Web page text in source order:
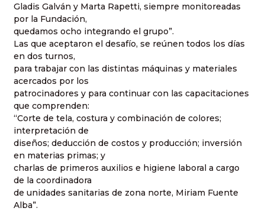
Gladis Galván y Marta Rapetti, siempre monitoreadas
por la Fundación,
quedamos ocho integrando el grupo”.
Las que aceptaron el desafío, se reúnen todos los días
en dos turnos,
para trabajar con las distintas máquinas y materiales
acercados por los
patrocinadores y para continuar con las capacitaciones
que comprenden:
“Corte de tela, costura y combinación de colores;
interpretación de
diseños; deducción de costos y producción; inversión
en materias primas; y
charlas de primeros auxilios e higiene laboral a cargo
de la coordinadora
de unidades sanitarias de zona norte, Miriam Fuente
Alba”.